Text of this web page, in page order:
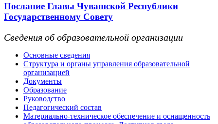
Послание Главы Чувашской Республики
Государственному Совету
Сведения об образовательной организации
Основные сведения
Структура и органы управления образовательной
организацией
Документы
Образование
Руководство
Педагогический состав
Материально-техническое обеспечение и оснащенность